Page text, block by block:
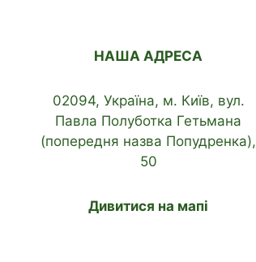
НАША АДРЕСА
02094, Україна, м. Київ, вул.
Павла Полуботка Гетьмана
(попередня назва Попудренка),
50
Дивитися на мапі